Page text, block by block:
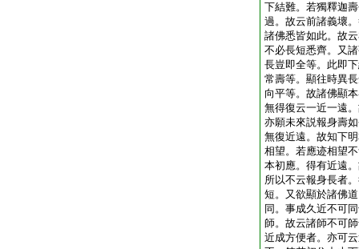
下結難。若獨釋迦
過。故云前諸義壞
諸佛悉皆如此。故
不必長短悉齊。又
長豈即全等。此即
常壽等。顯往時異
向平等。故諸佛顯
無得復云一近一遠
亦願未來説報身壽
無復近遠。故知下
相望。若應迹相望
本初應。得有近遠
所以不云報身長者
短。又欲顯於諸佛
同。事成久近不可
師。故云諸師不可
近成方便者。亦可